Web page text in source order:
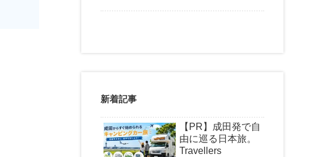
新着記事
【PR】成田発で自
由に巡る日本旅。
Travellers